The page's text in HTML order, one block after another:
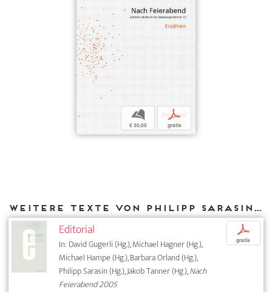
b
€ 30,00
p
gratis
Weitere Texte von Philipp Sarasin bei DIAPHANES
Editorial
In: David Gugerli (Hg.), Michael Hagner (Hg.),
Michael Hampe (Hg.), Barbara Orland (Hg.),
Philipp Sarasin (Hg.), Jakob Tanner (Hg.),Nach
Feierabend 2005
p
gratis